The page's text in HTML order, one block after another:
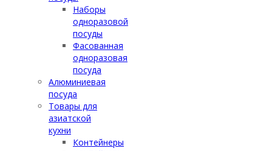
Наборы
одноразовой
посуды
Фасованная
одноразовая
посуда
Алюминиевая
посуда
Товары для
азиатской
кухни
Контейнеры